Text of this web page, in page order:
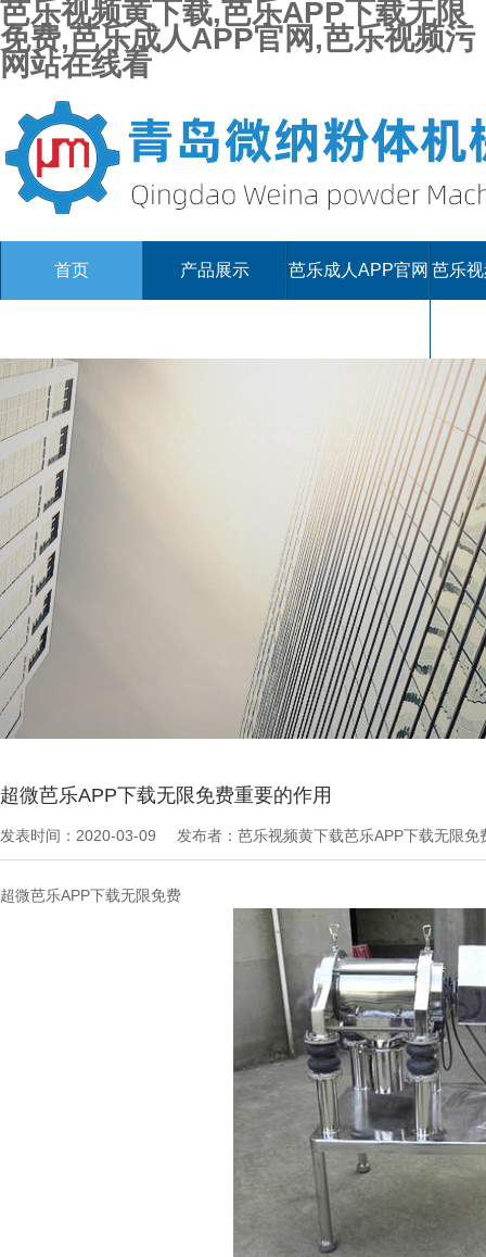
芭乐视频黄下载,芭乐APP下载无限
免费,芭乐成人APP官网,芭乐视频污
网站在线看
首页 产品展示 芭乐成人APP官网 芭乐
芭乐APP下载无限免费文章>最新资讯
超微芭乐APP下载无限免费重要的作用
发表时间：2020-03-09 发布者：芭乐视频黄下载芭乐APP下载无限
超微芭乐APP下载无限免费